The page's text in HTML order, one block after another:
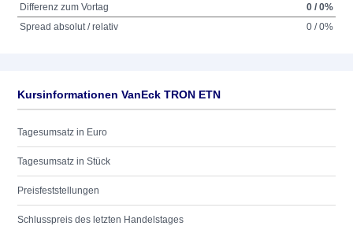
Differenz zum Vortag
0 / 0%
Spread absolut / relativ
0 / 0%
Kursinformationen VanEck TRON ETN
Tagesumsatz in Euro
Tagesumsatz in Stück
Preisfeststellungen
Schlusspreis des letzten Handelstages